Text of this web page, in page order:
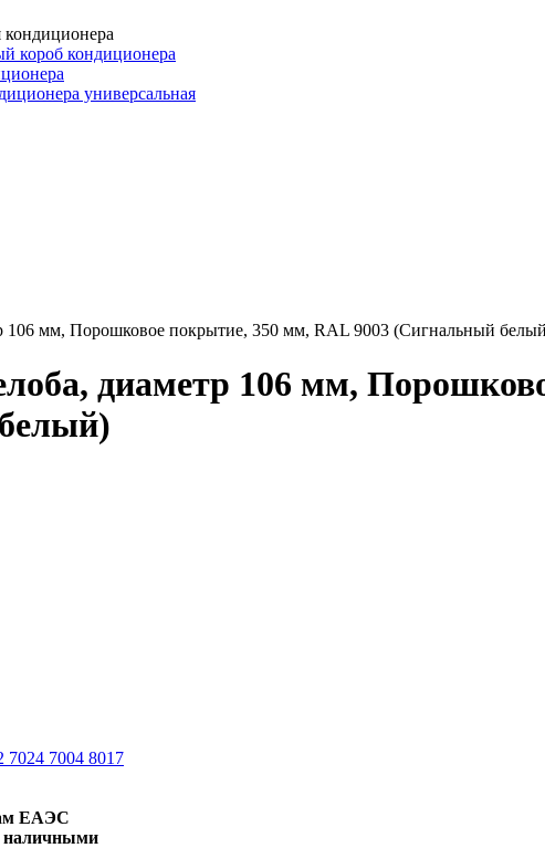
короб кондиционера
универсальная
106 мм, Порошковое покрытие, 350 мм, RAL 9003 (Сигнальный
диаметр 106 мм,
7024 7004 8017
ЕАЭС
наличными